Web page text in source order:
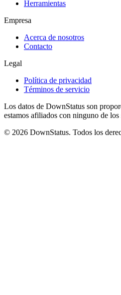
Herramientas
Empresa
Acerca de nosotros
Contacto
Legal
Política de privacidad
Términos de servicio
Los datos de DownStatus son
estamos afiliados con ninguno de
© 2026 DownStatus. Todos los